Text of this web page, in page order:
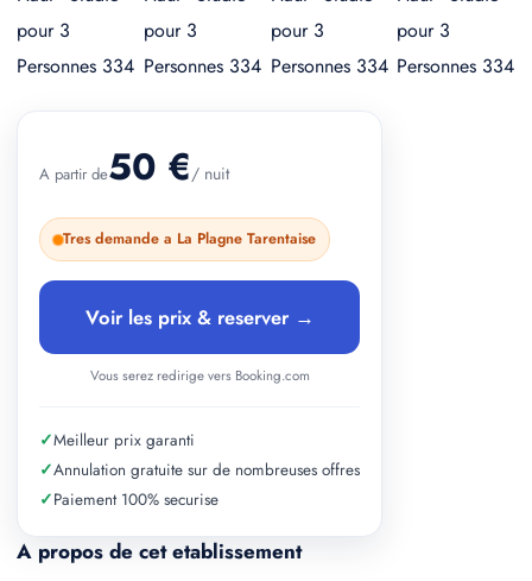
A propos de cet etablissement
A partir de50 €/ nuit
Tres demande a La Plagne Tarentaise
Voir les prix & reserver →
Vous serez redirige vers Booking.com
✓Meilleur prix garanti
✓Annulation gratuite sur de nombreuses offres
✓Paiement 100% securise